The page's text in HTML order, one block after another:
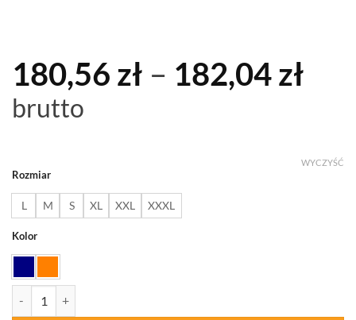
180,56 zł – 182,04zł
brutto
Rozmiar
L M S XL XXL XXXL
Kolor
WYCZYŚĆ